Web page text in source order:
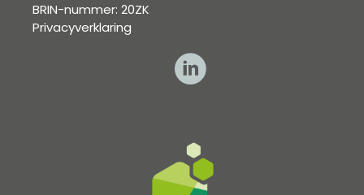
BRIN-nummer: 20ZK
Privacyverklaring